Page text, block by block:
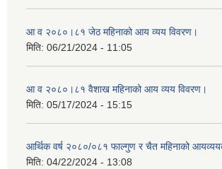
आ व २०८०।८१ जेठ महिनाको आय व्यय विवरण।
मिति: 06/21/2024 - 11:05
आ व २०८०।८१ वैशाख महिनाको आय व्यय विवरण।
मिति: 05/17/2024 - 15:15
आर्थिक वर्ष २०८०/०८१ फाल्गुण र चैत महिनाको
मिति: 04/22/2024 - 13:08